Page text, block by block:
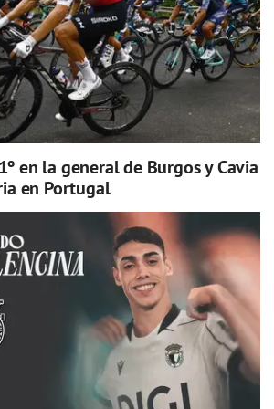
en la general de Burgos y Cavia
en Portugal